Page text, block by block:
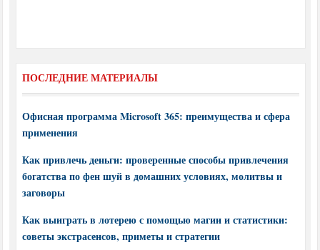
ПОСЛЕДНИЕ МАТЕРИАЛЫ
Офисная программа Microsoft 365: преимущества и сфера
применения
Как привлечь деньги: проверенные способы привлечения
богатства по фен шуй в домашних условиях, молитвы и
заговоры
Как выиграть в лотерею с помощью магии и статистики:
советы экстрасенсов, приметы и стратегии